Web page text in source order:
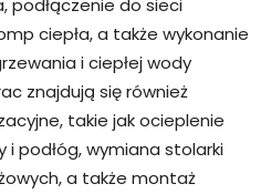
podłączenie do sieci
ciepła, a także wykonanie
i ciepłej wody
znajdują się również
takie jak ocieplenie
podłóg, wymiana stolarki
a także montaż